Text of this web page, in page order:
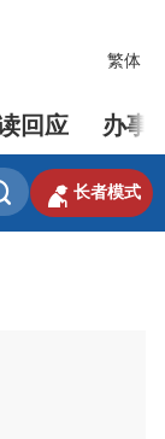
繁体
回应 办事
 长者模式